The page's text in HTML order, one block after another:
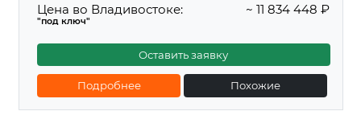
Цена во Владивостоке:
"под ключ"
~ 11 834 448 ₽
Оставить заявку
Подробнее Похожие